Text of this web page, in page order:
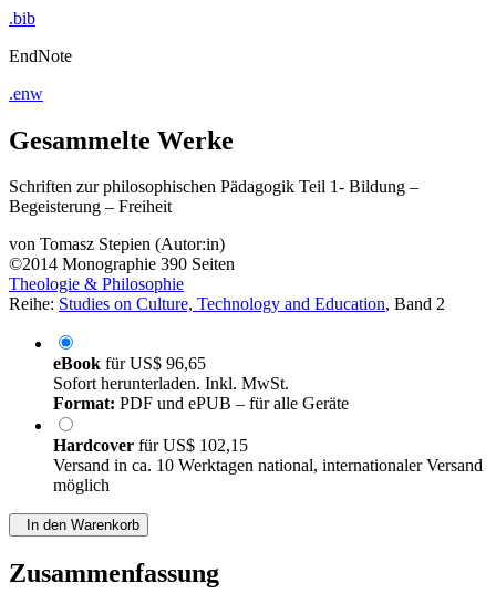
.bib
EndNote
.enw
Gesammelte Werke
Schriften zur philosophischen Pädagogik Teil 1- Bildung –
Begeisterung – Freiheit
von Tomasz Stepien (Autor:in)
©2014 Monographie 390 Seiten
Theologie & Philosophie
Reihe: Studies on Culture, Technology and Education, Band 2
eBook fürUS$ 96,65
Sofort herunterladen. Inkl. MwSt.
Format: PDF und ePUB – für alle Geräte
Hardcover fürUS$ 102,15
Versand in ca. 10 Werktagen national, internationaler Versand
möglich
In den Warenkorb
Zusammenfassung